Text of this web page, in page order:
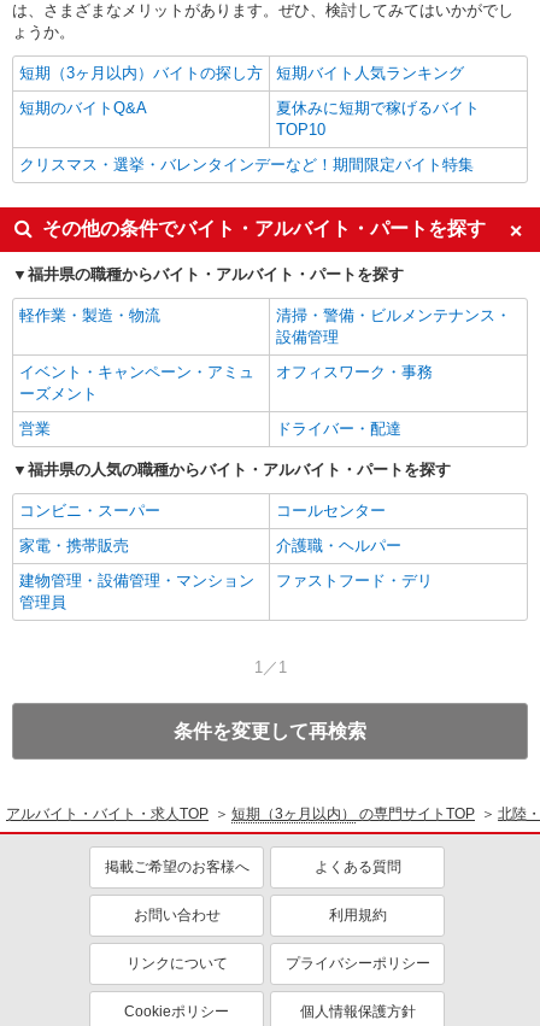
は、さまざまなメリットがあります。ぜひ、検討してみてはいかがでし
ょうか。
短期（3ヶ月以内）バイトの探し方
短期バイト人気ランキング
短期のバイトQ&A
夏休みに短期で稼げるバイト
TOP10
クリスマス・選挙・バレンタインデーなど！期間限定バイト特集
その他の条件でバイト・アルバイト・パートを探す
福井県の職種からバイト・アルバイト・パートを探す
軽作業・製造・物流
清掃・警備・ビルメンテナンス・
設備管理
イベント・キャンペーン・アミュ
ーズメント
オフィスワーク・事務
営業 ドライバー・配達
福井県の人気の職種からバイト・アルバイト・パートを探す
コンビニ・スーパー
コールセンター
家電・携帯販売
介護職・ヘルパー
建物管理・設備管理・マンション
管理員
ファストフード・デリ
1／1
条件を変更して再検索
アルバイト・バイト・求人TOP 短期（3ヶ月以内） の専門サイトTOP 北陸
掲載ご希望のお客様へ よくある質問
お問い合わせ 利用規約
リンクについて プライバシーポリシー
Cookieポリシー 個人情報保護方針